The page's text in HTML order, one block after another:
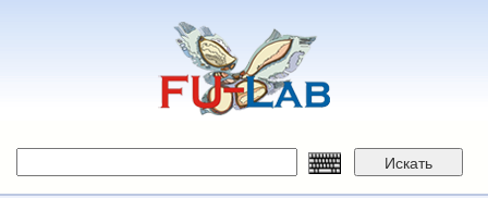
Искать